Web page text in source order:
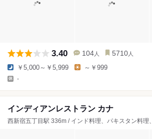
3.40 104 人 5710 人
￥5,000～￥5,999 ～￥999
-
インディアンレストラン カナ
西新宿五丁目駅 336m / インド料理、パキスタン料理、